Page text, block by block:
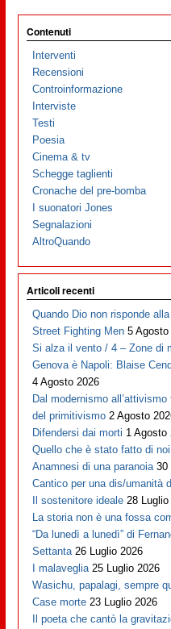
Contenuti
Interventi
Recensioni
Controinformazione
Interviste
Testi
Poesia
Cinema & tv
Schegge taglienti
Cronache del pre-bomba
I suonatori Jones
Segnalazioni
AltroQuando
Articoli recenti
Quando Dio non risponde
Street Fighting Men 5 Agosto
Si alza il vento / 4 – Zone di
Genova è Napoli: Blaise
4 Agosto 2026
Dal modernismo
del primitivismo 2 Agosto
Difendersi dai morti 1 Agosto
Quello che è stato fatto di noi
Anamnesi di una paranoia 30
Cantico per una dis/umanità
Il sostenitore ideale 28 Luglio
La storia non è una fossa
“Da lunedì a lunedì” di
Settanta 26 Luglio 2026
I malaveglia 25 Luglio 2026
Wasichu, papalagi, sempre
Case morte 23 Luglio 2026
Il poeta che cantò la